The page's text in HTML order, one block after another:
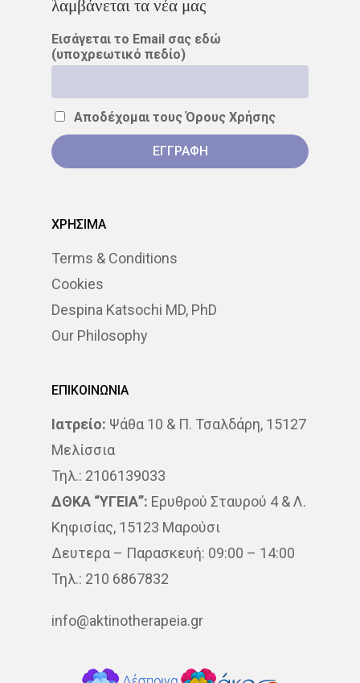
λαμβάνεται τα νέα μας
Εισάγεται το Email σας εδώ
(υποχρεωτικό πεδίο)
Αποδέχομαι τουςΌρους Χρήσης
ΧΡΗΣΙΜΑ
Terms & Conditions
Cookies
Despina Katsochi MD, PhD
Our Philosophy
ΕΠΙΚΟΙΝΩΝΙΑ
Ιατρείο: Ψάθα 10 & Π. Τσαλδάρη, 15127
Μελίσσια
Τηλ.: 2106139033
ΔΘΚΑ “ΥΓΕΙΑ”: Ερυθρού Σταυρού 4 & Λ.
Κηφισίας, 15123 Μαρούσι
Δευτερα – Παρασκευή: 09:00 – 14:00
Τηλ.: 210 6867832
info@aktinotherapeia.gr